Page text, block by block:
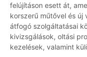
felújításon esett át,
korszerű műtővel és új
átfogó szolgáltatásai
kivizsgálások, oltási
kezelések, valamint